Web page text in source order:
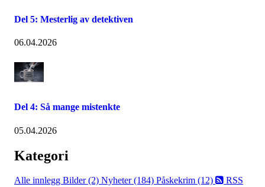
Del 5: Mesterlig av detektiven
06.04.2026
Del 4: Så mange mistenkte
05.04.2026
Kategori
Alle innlegg Bilder (2) Nyheter (184) Påskekrim (12) RSS